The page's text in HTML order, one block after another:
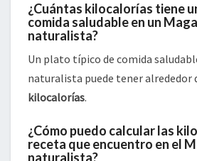
¿Cuántas kilocalorías tiene
comida saludable en un
naturalista?
Un plato típico de comida
naturalista puede tener alrededor
kilocalorías.
¿Cómo puedo calcular las
receta que encuentro en el
naturalista?